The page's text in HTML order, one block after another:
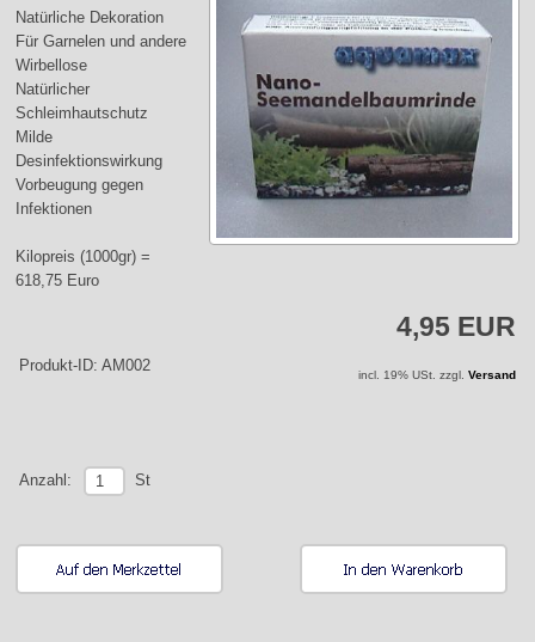
Natürliche Dekoration
Für Garnelen und andere
Wirbellose
Natürlicher
Schleimhautschutz
Milde
Desinfektionswirkung
Vorbeugung gegen
Infektionen
Kilopreis (1000gr) =
618,75 Euro
4,95 EUR
Produkt-ID: AM002
incl. 19% USt. zzgl. Versand
Anzahl: St